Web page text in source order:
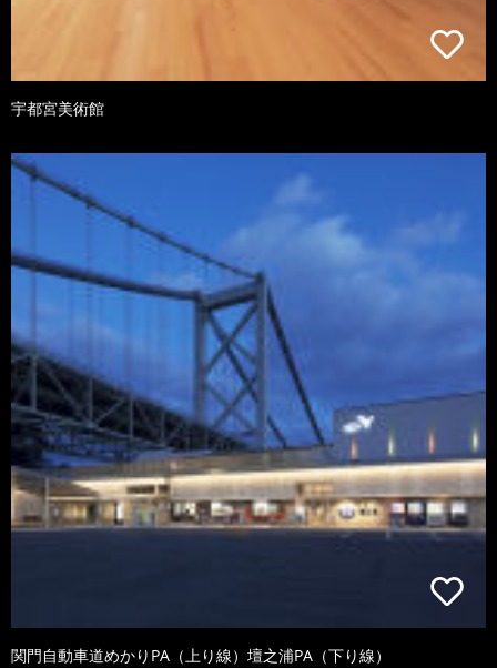
宇都宮美術館
関門自動車道めかりPA（上り線）壇之浦PA（下り線）